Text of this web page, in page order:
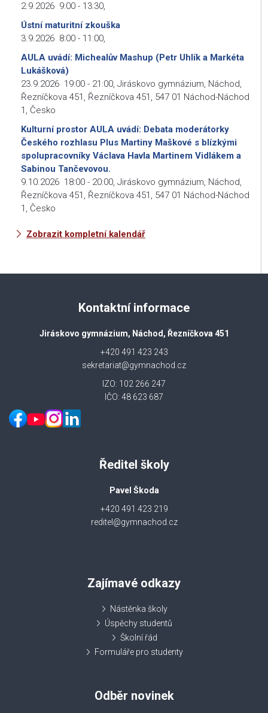
2.9.2026 9:00 - 13:30,
Ústní maturitní zkouška
3.9.2026 8:00 - 11:00,
AULA uvádí: Michealův Mashup (Petr Uhlík a Markéta
Lukášková)
23.9.2026 19:00 - 21:00, Jiráskovo gymnázium, Náchod,
Řezníčkova 451, Řezníčkova 451, 547 01 Náchod-Náchod
1, Česko
Kulturní prostor AULA uvádí: Debata moderátorky
Českého rozhlasu Plus Martiny Maškové s blízkými
spolupracovníky Václava Havla Martinem Vidlákem a
Sabinou Tančevovou.
9.10.2026 18:00 - 20:00, Jiráskovo gymnázium, Náchod,
Řezníčkova 451, Řezníčkova 451, 547 01 Náchod-Náchod
1, Česko
Zobrazit kompletní kalendář
Kontaktní informace
Jiráskovo gymnázium, Náchod, Řezníčkova 451
+420 491 423 243
sekretariat@gymnachod.cz
IZO: 102 266 247
IČO: 48 623 687
Ředitel školy
Pavel Škoda
+420 491 423 219
reditel@gymnachod.cz
Zajímavé odkazy
Nástěnka školy
Úspěchy studentů
Školní řád
Formuláře pro studenty
Odběr novinek